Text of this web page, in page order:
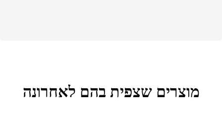
מוצרים שצפית בהם לאחרונה